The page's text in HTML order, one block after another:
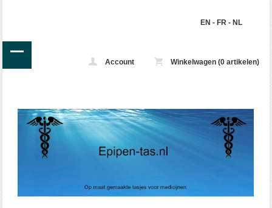
EN - FR- NL
Account Winkelwagen (0 artikelen)